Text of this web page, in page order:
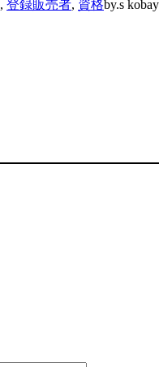
, 登録販売者, 資格by.s